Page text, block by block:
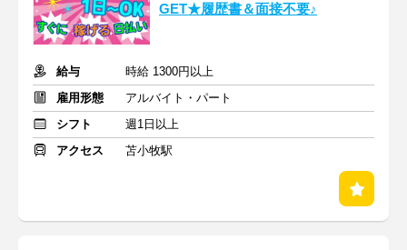
GET★履歴書＆面接不要♪
給与
時給 1300円以上
雇用形態
アルバイト・パート
シフト
週1日以上
アクセス
苫小牧駅